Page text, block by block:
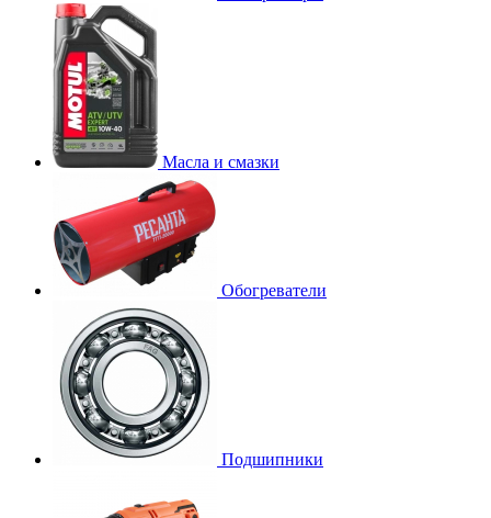
Масла и смазки
Обогреватели
Подшипники